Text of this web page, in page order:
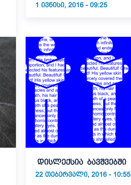
1 ᲘᲕᲜᲘᲡᲘ, 2016 - 09:25
დისლექსია ბავშვებში
22 ᲗᲔᲑᲔᲠᲕᲐᲚᲘ, 2016 - 10:55